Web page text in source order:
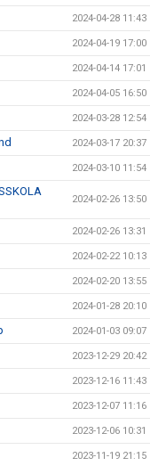
2024-04-28 11:43
2024-04-19 17:00
2024-04-14 17:01
2024-04-05 16:50
2024-03-28 12:54
2024-03-17 20:37
2024-03-10 11:54
2024-02-26 13:50
2024-02-26 13:31
2024-02-22 10:13
2024-02-20 13:55
2024-01-28 20:10
2024-01-03 09:07
2023-12-29 20:42
2023-12-16 11:43
2023-12-07 11:16
2023-12-06 10:31
2023-11-19 21:15